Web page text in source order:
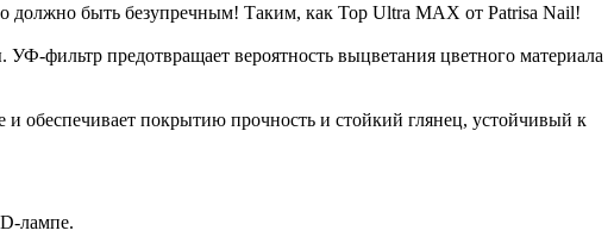
должно быть безупречным! Таким, как Top Ultra MAX от Patrisa Nail!
фильтр предотвращает вероятность выцветания цветного материала
и обеспечивает покрытию прочность и стойкий глянец, устойчивый к
лампе.